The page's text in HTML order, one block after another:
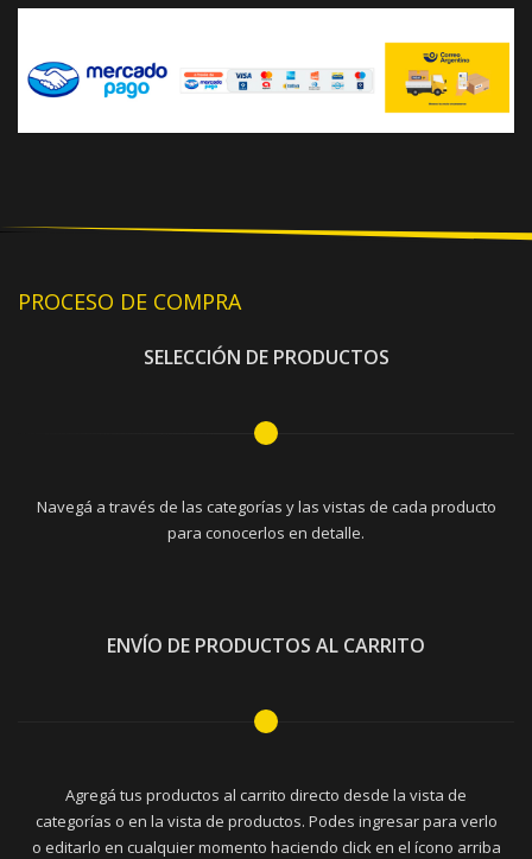
PROCESO DE COMPRA
SELECCIÓN DE PRODUCTOS
Navegá a través de las categorías y las vistas de cada producto
para conocerlos en detalle.
ENVÍO DE PRODUCTOS AL CARRITO
Agregá tus productos al carrito directo desde la vista de
categorías o en la vista de productos. Podes ingresar para verlo
o editarlo en cualquier momento haciendo click en el ícono arriba